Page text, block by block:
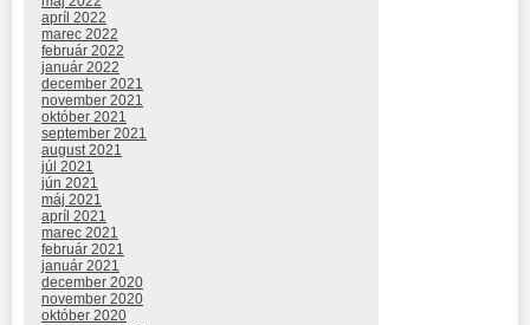
apríl 2022
marec 2022
február 2022
január 2022
december 2021
november 2021
október 2021
september 2021
august 2021
júl 2021
jún 2021
máj 2021
apríl 2021
marec 2021
február 2021
január 2021
december 2020
november 2020
október 2020